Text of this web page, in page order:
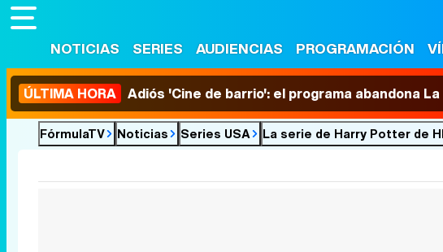
NOTICIAS SERIES AUDIENCIAS PROGRAMACIÓN
ÚLTIMA HORA Adiós 'Cine de barrio': el programa abandona
FórmulaTV Noticias Series USA La serie de Harry Potter de